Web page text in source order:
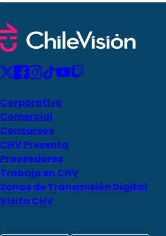
Corporativo
Comercial
Concursos
CHV Presenta
Proveedores
Trabaja en CHV
Zonas de Transmisión Digital
Visita CHV